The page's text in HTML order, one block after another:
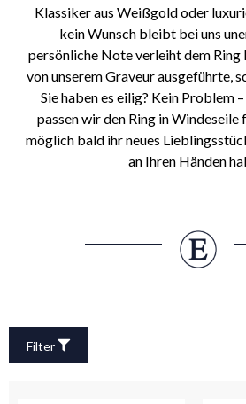
Klassiker aus Weißgold oder
kein Wunsch bleibt bei uns
persönliche Note verleiht dem Ring
von unserem Graveur ausgeführte,
Sie haben es eilig? Kein Problem
passen wir den Ring in Windeseile
möglich bald ihr neues
an Ihren Händen
Filter